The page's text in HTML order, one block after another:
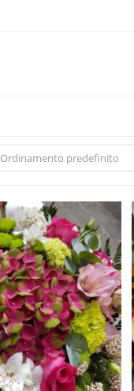
Ordinamento predefinito